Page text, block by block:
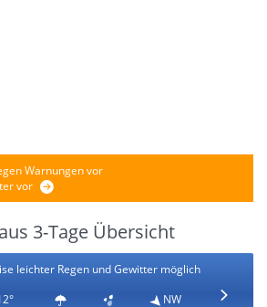
Warnungen vor
vor
3-Tage Übersicht
leichter Regen und Gewitter möglich
NW